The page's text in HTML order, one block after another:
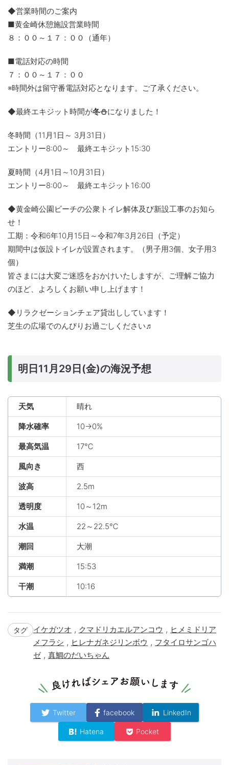
◆営業時間のご案内
■黄金崎休憩施設営業時間
８：００～１７：００（通年）
■電話対応の時間
７：００～１７：００
※時間外は留守番電話対応となります。ご了承ください。
◆最終エキジット時間が冬⛄になりました！
冬時間（11月1日～ 3月31日）
エントリー8:00～ 最終エキジット15:30
夏時間（4月1日～10月31日）
エントリー8:00～ 最終エキジット16:00
◆黄金崎公園ビーチの公衆トイレ解体及び新設工事のお知ら
せ！
工期：令和6年10月15日～令和7年3月26日（予定）
期間中は仮設トイレが設置されます。（男子用3個、女子用3
個）
皆さまには大変ご迷惑をおかけいたしますが、ご理解ご協力
のほど、よろしくお願い申し上げます！
◆リラクゼーションチェア貸出ししています！
芝生の広場でのんびりお過ごしください♬
明日11月29日(金)の海況予想
天気 晴れ
降水確率 10→0%
最高気温 17℃
風向き 西
波高 2.5m
透明度 10～12m
水温 22～22.5℃
潮回 大潮
満潮 15:53
干潮 10:16
タグ イケガツオ , クマドリカエルアンコウ , ヒメミドリア
メフラシ , ヒレナガネジリンボウ , フタイロサンゴハ
ゼ, 真鯛のだいちゃん
Twitter facebook LinkedIn
Hatena Pocket